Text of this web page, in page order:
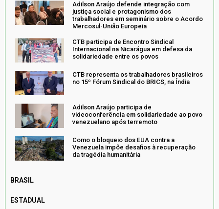
Adilson Araújo defende integração com
justiça social e protagonismo dos
trabalhadores em seminário sobre o Acordo
Mercosul-União Europeia
CTB participa de Encontro Sindical
Internacional na Nicarágua em defesa da
solidariedade entre os povos
CTB representa os trabalhadores brasileiros
no 15º Fórum Sindical do BRICS, na Índia
Adilson Araújo participa de
videoconferência em solidariedade ao povo
venezuelano após terremoto
Como o bloqueio dos EUA contra a
Venezuela impõe desafios à recuperação
da tragédia humanitária
BRASIL
ESTADUAL